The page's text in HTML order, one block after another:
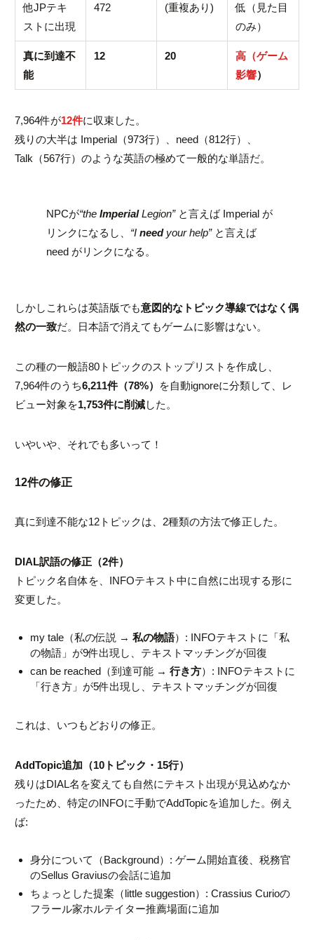
他JPテキ
ストに出現
472 (重複あり)
低（見た目
のみ）
真に到達不
能
12 20
高（ゲーム
影響）
7,964件が12件に収束した。
残りの大半は Imperial（973行）、 need（812行）、
Talk （567行）のような英語の極めて一般的な単語だ。
NPCが“the ImperialLegion”と言えば Imperial が
リンクになるし、 “I needyour help”と言えば
need がリンクになる。
しかしこれらは英語版でも意図的なトピック導線ではなく偶
然の一致だ。日本語で消えてもゲームに影響はない。
この種の一般語80トピックのストップリストを作成し、
7,964件のうち6,211件（78%） を自動ignoreに分類して、レ
ビュー対象を1,753件に削減した。
いやいや、それでも多いって！
12件の修正
真に到達不能な12トピックは、2種類の方法で修正した。
DIAL訳語の修正（2件）
トピック名自体を、INFOテキスト中に自然に出現する形に
変更した。
my tale （私の伝説 →私の物語）: INFOテキストに「私
の物語」が9件出現し、テキストマッチングが回復
can be reached （到達可能 →行き方）: INFOテキストに
「行き方」が5件出現し、テキストマッチングが回復
これは、いつもどおりの修正。
AddTopic追加（10トピック・15行）
残りはDIAL名を変えても自然にテキスト出現が見込めなか
ったため、特定のINFOに手動でAddTopicを追加した。例え
ば:
身分について
（Background）: ゲーム開始直後、税務官
のSellus Graviusの会話に追加
ちょっとした提案 （little suggestion）: Crassius Curioの
フラール家ホルテイター推薦場面に追加